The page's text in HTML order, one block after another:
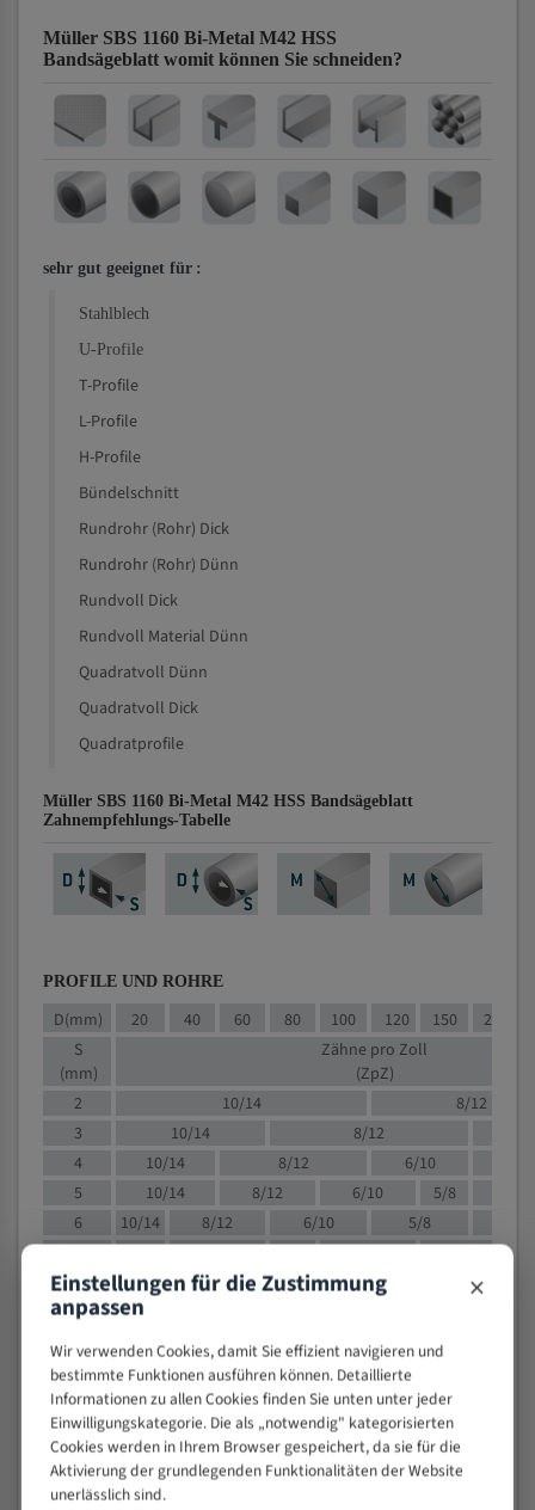
Müller SBS 1160 Bi-Metal M42 HSS
Bandsägeblatt womit können Sie schneiden?
sehr gut geeignet für :
Stahlblech
U-Profile
T-Profile
L-Profile
H-Profile
Bündelschnitt
Rundrohr (Rohr) Dick
Rundrohr (Rohr) Dünn
Rundvoll Dick
Rundvoll Material Dünn
Quadratvoll Dünn
Quadratvoll Dick
Quadratprofile
Müller SBS 1160 Bi-Metal M42 HSS Bandsägeblatt
Zahnempfehlungs-Tabelle
PROFILE UND ROHRE
D(mm) 20 40 60 80 100 120 150 200
S
(mm)
Zähne pro Zoll
(ZpZ)
2
10/14
8/12
3
10/14 8/12
4
10/14 8/12 6/10
5
10/14 8/12 6/10
5/8
6
10/14 8/12 6/10
5/8
10
8/12 6/10 5/8
12
15
8/12 6/10
4/5
20
4/6
30
4/5
50
4/5
80
> 100
Einstellungen für die Zustimmung
anpassen ×
Wir verwenden Cookies, damit Sie effizient navigieren und
bestimmte Funktionen ausführen können. Detaillierte
Informationen zu allen Cookies finden Sie unten unter jeder
Einwilligungskategorie. Die als „notwendig" kategorisierten
Cookies werden in Ihrem Browser gespeichert, da sie für die
Aktivierung der grundlegenden Funktionalitäten der Website
unerlässlich sind.